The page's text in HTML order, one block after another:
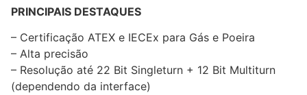
PRINCIPAIS DESTAQUES
– Certificação ATEX e IECEx para Gás e Poeira
– Alta precisão
– Resolução até 22 Bit Singleturn + 12 Bit Multiturn
(dependendo da interface)